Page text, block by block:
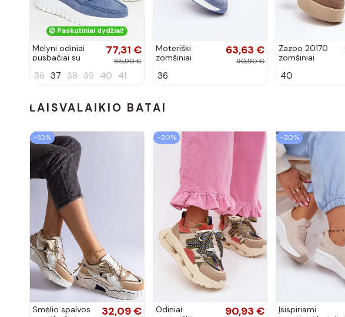
Paskutiniai dydžiai!
Mėlyni odiniai
pusbačiai su
sagtimi Taija
77,31 €
85,90 €
36 37 38 39 40 41
Moteriški
zomšiniai
Demela mėlynos
63,63 €
90,90 €
36
Zazoo 20170
zomšiniai
kulniukais
40
LAISVALAIKIO BATAI
−10%
Smėlio spalvos
32,09 €
−30%
Odiniai
90,93 €
−30%
Įsispiriami